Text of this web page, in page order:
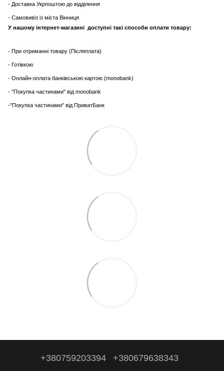
- Доставка Укрпоштою до відділення
- Самовивіз із міста Вінниця
У нашому інтернет-магазині доступні такі способи оплати товару:
- При отриманні товару (Післяплата)
- Готівкою
- Онлайн-оплата банківською картою (monobank)
- "Покупка частинами" від monobank
-"Покупка частинами" від ПриватБанк
+380759203394 +380679638343